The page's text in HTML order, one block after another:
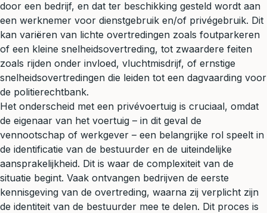
door een bedrijf, en dat ter beschikking gesteld wordt aan
een werknemer voor dienstgebruik en/of privégebruik. Dit
kan variëren van lichte overtredingen zoals foutparkeren
of een kleine snelheidsovertreding, tot zwaardere feiten
zoals rijden onder invloed, vluchtmisdrijf, of ernstige
snelheidsovertredingen die leiden tot een dagvaarding voor
de politierechtbank.
Het onderscheid met een privévoertuig is cruciaal, omdat
de eigenaar van het voertuig – in dit geval de
vennootschap of werkgever – een belangrijke rol speelt in
de identificatie van de bestuurder en de uiteindelijke
aansprakelijkheid. Dit is waar de complexiteit van de
situatie begint. Vaak ontvangen bedrijven de eerste
kennisgeving van de overtreding, waarna zij verplicht zijn
de identiteit van de bestuurder mee te delen. Dit proces is